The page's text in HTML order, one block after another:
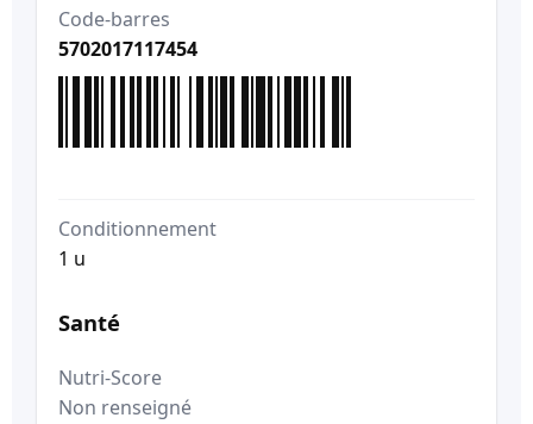
Code-barres
5702017117454
Conditionnement
1 u
Santé
Nutri-Score
Non renseigné